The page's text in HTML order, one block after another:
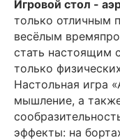
Игровой стол -
только отличным
весёлым
стать настоящим
только
Настольная игра
мышление, а
эффекты: на